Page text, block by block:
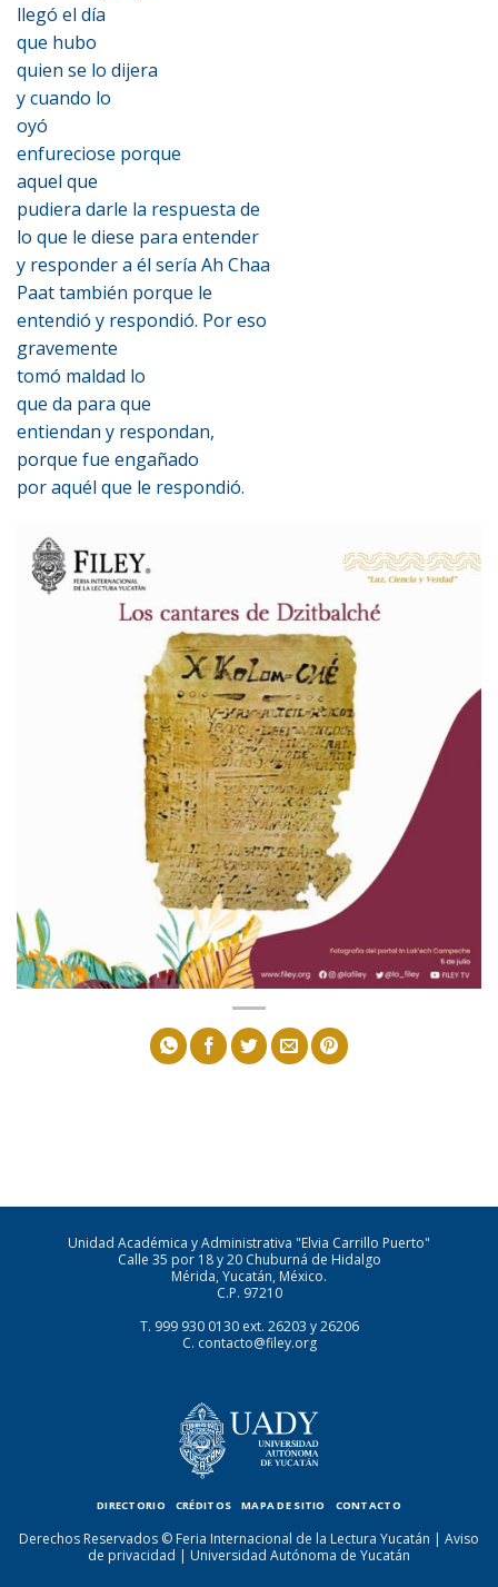
llegó el día
que hubo
quien se lo dijera
y cuando lo
oyó
enfureciose porque
aquel que
pudiera darle la respuesta de
lo que le diese para entender
y responder a él sería Ah Chaa
Paat también porque le
entendió y respondió. Por eso
gravemente
tomó maldad lo
que da para que
entiendan y respondan,
porque fue engañado
por aquél que le respondió.
Unidad Académica y Administrativa "Elvia Carrillo Puerto"
Calle 35 por 18 y 20 Chuburná de Hidalgo
Mérida, Yucatán, México.
C.P. 97210
T. 999 930 0130ext. 26203 y 26206
C. contacto@filey.org
DIRECTORIO CRÉDITOS MAPA DE SITIO CONTACTO
Derechos Reservados © Feria Internacional de la Lectura Yucatán | Aviso
de privacidad | Universidad Autónoma de Yucatán